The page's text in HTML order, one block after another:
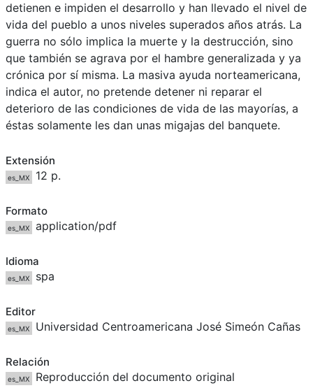
detienen e impiden el desarrollo y han llevado el nivel de
vida del pueblo a unos niveles superados años atrás. La
guerra no sólo implica la muerte y la destrucción, sino
que también se agrava por el hambre generalizada y ya
crónica por sí misma. La masiva ayuda norteamericana,
indica el autor, no pretende detener ni reparar el
deterioro de las condiciones de vida de las mayorías, a
éstas solamente les dan unas migajas del banquete.
Extensión
es_MX 12 p.
Formato
es_MX application/pdf
Idioma
es_MX spa
Editor
es_MX Universidad Centroamericana José Simeón Cañas
Relación
es_MX
Reproducción del documento original